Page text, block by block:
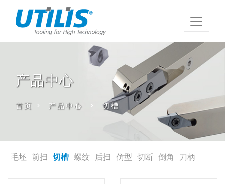
产品中心
首页 > 产品中心 > 切槽
毛坯 前扫 切槽 螺纹 后扫 仿型 切断 倒角 刀柄